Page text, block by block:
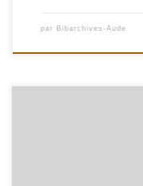
par Bibarchives-Aude